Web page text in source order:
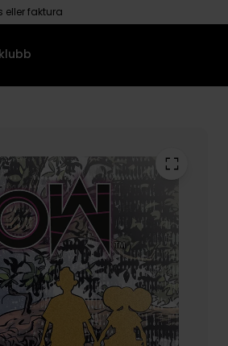
eller faktura